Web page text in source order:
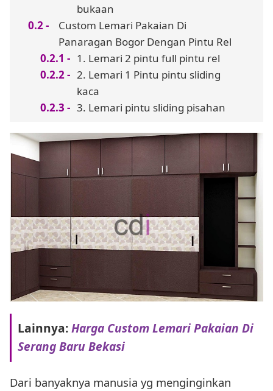
bukaan
Custom Lemari Pakaian Di
Panaragan Bogor Dengan Pintu Rel
1. Lemari 2 pintu full pintu rel
2. Lemari 1 Pintu pintu sliding
kaca
3. Lemari pintu sliding pisahan
Lainnya:Harga Custom Lemari Pakaian Di
Serang Baru Bekasi
Dari banyaknya manusia yg menginginkan